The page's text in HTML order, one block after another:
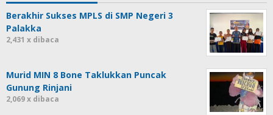
Berakhir Sukses MPLS di SMP Negeri 3
Palakka
2,431 x dibaca
Murid MIN 8 Bone Taklukkan Puncak
Gunung Rinjani
2,069 x dibaca